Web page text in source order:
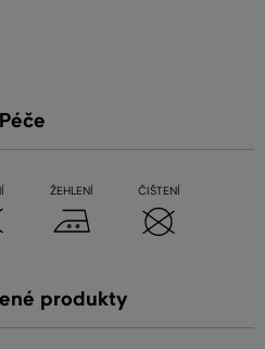
Péče
ŽEHLENÍ ČIŠTENÍ
produkty